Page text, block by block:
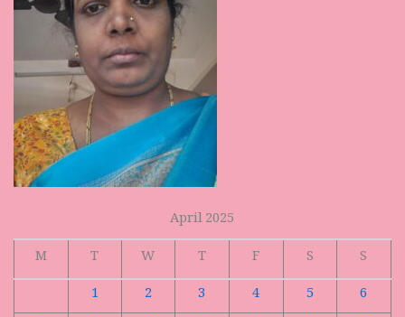
April 2025
M
T W T F S
S
1
2 3 4 5
6